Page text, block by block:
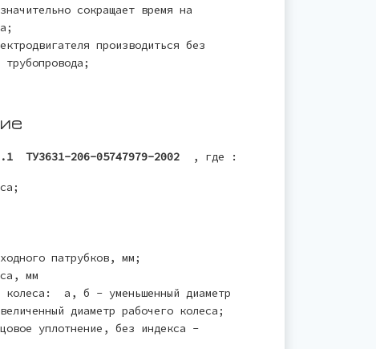
сокращает время на
производиться без
ТУ3631-206-05747979-2002 , где :
патрубков, мм;
мм
колеса: а, б - уменьшенный диаметр
диаметр рабочего колеса;
уплотнение, без индекса -